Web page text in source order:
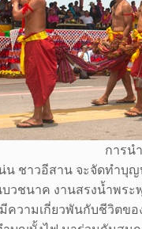
การน
าวอีสาน จะจัดทำบุ
ชนาค งานสรงน้ำพร
วามเกี่ยวพันกับชีวิต